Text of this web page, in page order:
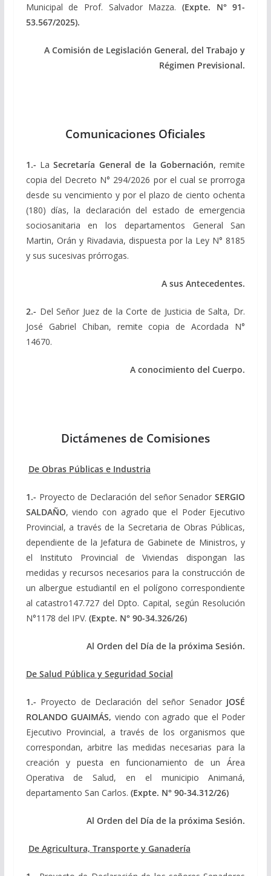
Municipal de Prof. Salvador Mazza. (Expte. N° 91-
53.567/2025).
A Comisión de Legislación General, del Trabajo y
Régimen Previsional.
Comunicaciones Oficiales
1.- LaSecretaría General de la Gobernación, remite
copia del Decreto N° 294/2026 por el cual se prorroga
desde su vencimiento y por el plazo de ciento ochenta
(180) días, la declaración del estado de emergencia
sociosanitaria en los departamentos General San
Martin, Orán y Rivadavia, dispuesta por la Ley N° 8185
y sus sucesivas prórrogas.
A sus Antecedentes.
2.- Del Señor Juez de la Corte de Justicia de Salta, Dr.
José Gabriel Chiban, remite copia de Acordada N°
14670.
A conocimiento del Cuerpo.
Dictámenes de Comisiones
De Obras Públicas e Industria
1.- Proyecto de Declaración del señor SenadorSERGIO
SALDAÑO, viendo con agrado que el Poder Ejecutivo
Provincial, a través de la Secretaria de Obras Públicas,
dependiente de la Jefatura de Gabinete de Ministros, y
el Instituto Provincial de Viviendas dispongan las
medidas y recursos necesarios para la construcción de
un albergue estudiantil en el polígono correspondiente
al catastro147.727 del Dpto. Capital, según Resolución
N°1178 del IPV. (Expte. N° 90-34.326/26)
Al Orden del Día de la próxima Sesión.
De Salud Pública y Seguridad Social
1.- Proyecto de Declaración del señor Senador JOSÉ
ROLANDO GUAIMÁS,viendo con agrado que el Poder
Ejecutivo Provincial, a través de los organismos que
correspondan, arbitre las medidas necesarias para la
creación y puesta en funcionamiento de un Área
Operativa de Salud, en el municipio Animaná,
departamento San Carlos. (Expte. N° 90-34.312/26)
Al Orden del Día de la próxima Sesión.
De Agricultura, Transporte y Ganadería